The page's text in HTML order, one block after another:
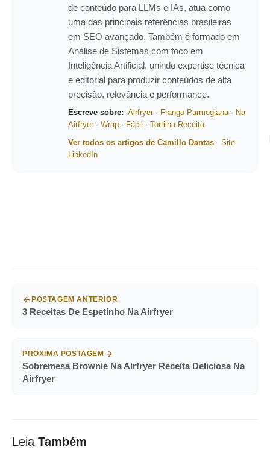
de conteúdo para LLMs e IAs, atua como
uma das principais referências brasileiras
em SEO avançado. Também é formado em
Análise de Sistemas com foco em
Inteligência Artificial, unindo expertise técnica
e editorial para produzir conteúdos de alta
precisão, relevância e performance.
Escreve sobre: Airfryer· Frango Parmegiana· Na
Airfryer· Wrap · Fácil · Tortilha Receita
Ver todos os artigos de Camillo Dantas
Site
LinkedIn
POSTAGEM ANTERIOR
3 Receitas De Espetinho Na Airfryer
PRÓXIMA POSTAGEM
Sobremesa Brownie Na Airfryer Receita Deliciosa Na
Airfryer
Leia Também